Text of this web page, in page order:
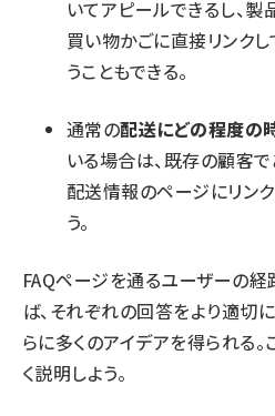
いてアピールできるし、製
買い物かごに直接リンク
うこともできる。
通常の配送にどの程度の
いる場合は、既存の顧客
配送情報のページにリン
う。
FAQページを通るユーザーの経
ば、それぞれの回答をより適切
らに多くのアイデアを得られる
く説明しよう。